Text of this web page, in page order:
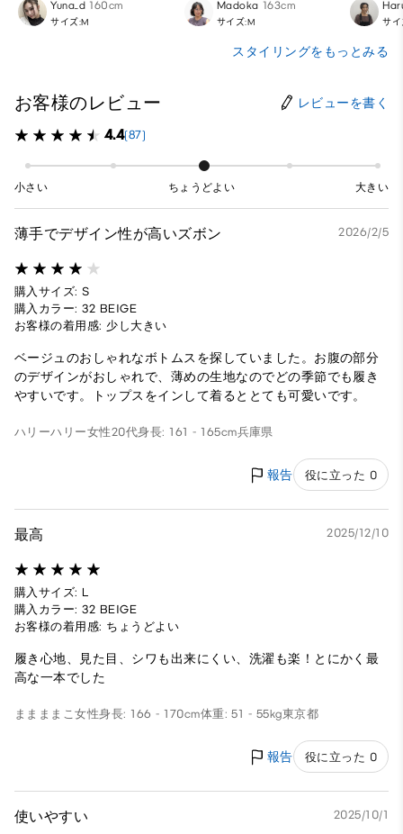
Yuna_d 160cm
サイズ:M
Madoka 163cm
サイズ:M サイ
スタイリングをもっとみる
お客様のレビュー レビューを書く
4.4(87)
小さい ちょうどよい 大きい
薄手でデザイン性が高いズボン 2026/2/5
購入サイズ: S
購入カラー: 32 BEIGE
お客様の着用感: 少し大きい
ベージュのおしゃれなボトムスを探していました。お腹の部分
のデザインがおしゃれで、薄めの生地なのでどの季節でも履き
やすいです。トップスをインして着るととても可愛いです。
ハリーハリー女性20代身長: 161 - 165cm兵庫県
報告 役に立った 0
最高 2025/12/10
購入サイズ: L
購入カラー: 32 BEIGE
お客様の着用感: ちょうどよい
履き心地、見た目、シワも出来にくい、洗濯も楽！とにかく最
高な一本でした
ままままこ女性身長: 166 - 170cm体重: 51 - 55kg東京都
報告 役に立った 0
使いやすい 2025/10/1